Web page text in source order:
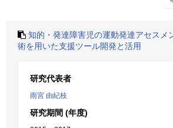
知的・発達障害児の運動発達アセスメ
術を用いた支援ツール開発と活用
研究代表者
雨宮 由紀枝
研究期間 (年度)